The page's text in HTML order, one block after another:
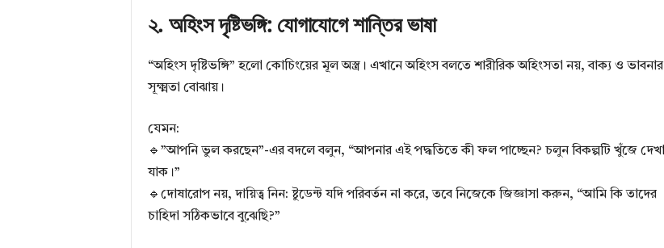
l
২. অহিংস দৃষ্টিভঙ্গি: যোগাযোগে শান্তির ভাষা
“অহিংস দৃষ্টিভঙ্গি” হলো কোচিংয়ের মূল অস্ত্র। এখানে অহিংস বলতে শারীরিক অহিংসতা নয়, বাক্য ও ভাবনার
সূক্ষ্মতা বোঝায়।
যেমন:
🔹”আপনি ভুল করছেন”-এর বদলে বলুন, “আপনার এই পদ্ধতিতে কী ফল পাচ্ছেন? চলুন বিকল্পটি খুঁজে দেখা
যাক।”
🔹দোষারোপ নয়, দায়িত্ব নিন: ষ্টুডেন্ট যদি পরিবর্তন না করে, তবে নিজেকে জিজ্ঞাসা করুন, “আমি কি তাদের
চাহিদা সঠিকভাবে বুঝেছি?”